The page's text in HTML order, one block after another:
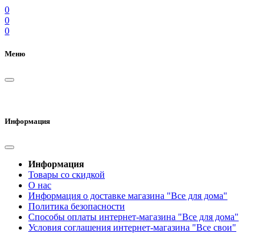
0
0
0
Меню
Информация
Информация
Товары со скидкой
О нас
Информация о доставке магазина "Все для дома"
Политика безопасности
Способы оплаты интернет-магазина "Все для дома"
Условия соглашения интернет-магазина "Все свои"